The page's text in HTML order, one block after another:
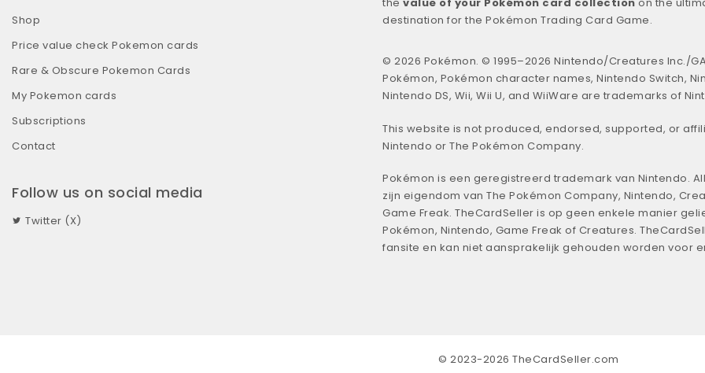
Shop
Price value check Pokemon cards
Rare & Obscure Pokemon Cards
My Pokemon cards
Subscriptions
Contact
Follow us on social media
Twitter (X)
destination for the Pokémon Trading Card Game.
© 2026 Pokémon. © 1995–2026 Nintendo/Creatures Inc./
Pokémon, Pokémon character names, Nintendo Switch,
Nintendo DS, Wii, Wii U, and WiiWare are trademarks of
This website is not produced, endorsed, supported, or
Nintendo or The Pokémon Company.
Pokémon is een geregistreerd trademark van Nintendo.
zijn eigendom van The Pokémon Company, Nintendo,
Game Freak. TheCardSeller is op geen enkele manier
Pokémon, Nintendo, Game Freak of Creatures.
fansite en kan niet aansprakelijk gehouden worden voor
© 2023-2026 TheCardSeller.com